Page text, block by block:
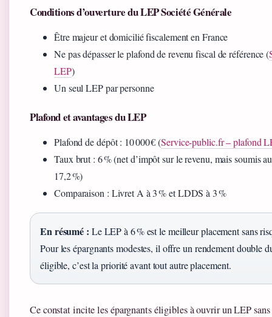
Conditions d’ouverture du LEP Société Générale
Être majeur et domicilié fiscalement en France
Ne pas dépasser le plafond de revenu fiscal de référence (
LEP)
Un seul LEP par personne
Plafond et avantages du LEP
Plafond de dépôt : 10 000 € (Service-public.fr – plafond
Taux brut : 6 % (net d’impôt sur le revenu, mais soumis
17,2 %)
Comparaison : Livret A à 3 % et LDDS à 3 %
En résumé : Le LEP à 6 % est le meilleur placement sans
Pour les épargnants modestes, il offre un rendement double
éligible, c’est la priorité avant tout autre placement.
Ce constat incite les épargnants éligibles à ouvrir un LEP